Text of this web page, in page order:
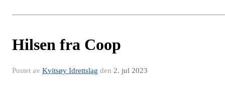
Hilsen fra Coop
Postet av Kvitsøy Idrettslag den 2. jul 2023